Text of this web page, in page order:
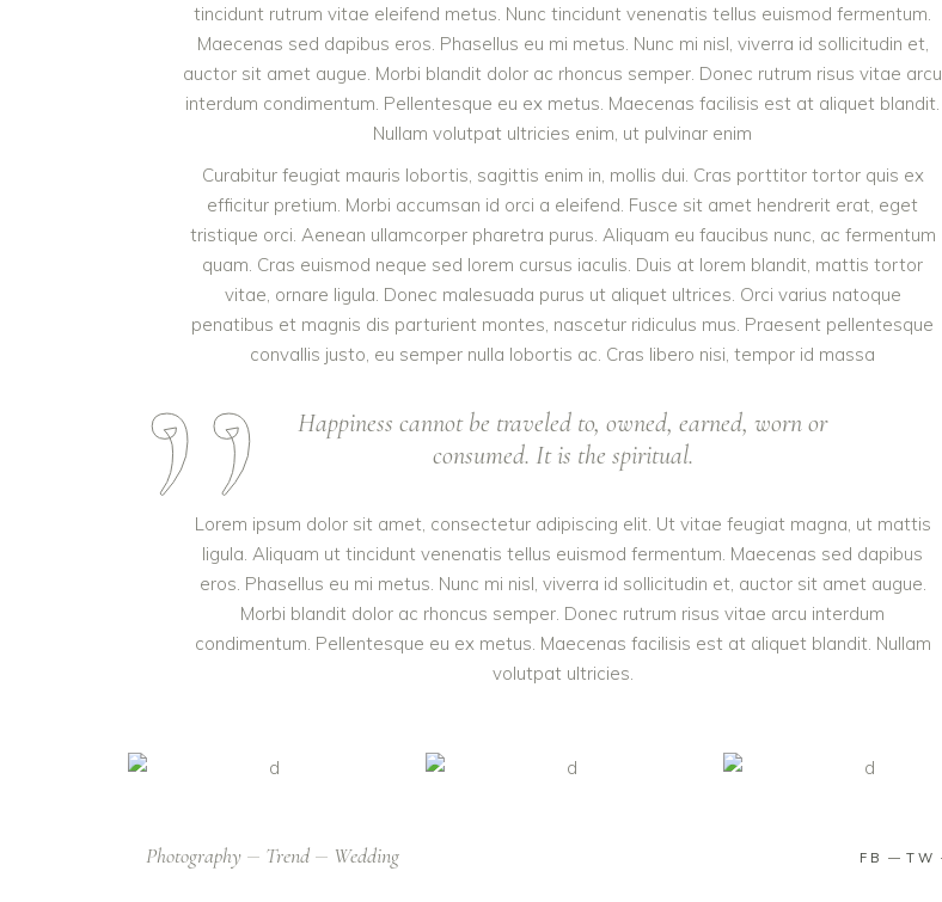
tincidunt rutrum vitae eleifend metus. Nunc tincidunt venenatis tellus euismod fermentum.
Maecenas sed dapibus eros. Phasellus eu mi metus. Nunc mi nisl, viverra id sollicitudin et,
auctor sit amet augue. Morbi blandit dolor ac rhoncus semper. Donec rutrum risus vitae arcu
interdum condimentum. Pellentesque eu ex metus. Maecenas facilisis est at aliquet blandit.
Nullam volutpat ultricies enim, ut pulvinar enim
Curabitur feugiat mauris lobortis, sagittis enim in, mollis dui. Cras porttitor tortor quis ex
efficitur pretium. Morbi accumsan id orci a eleifend. Fusce sit amet hendrerit erat, eget
tristique orci. Aenean ullamcorper pharetra purus. Aliquam eu faucibus nunc, ac fermentum
quam. Cras euismod neque sed lorem cursus iaculis. Duis at lorem blandit, mattis tortor
vitae, ornare ligula. Donec malesuada purus ut aliquet ultrices. Orci varius natoque
penatibus et magnis dis parturient montes, nascetur ridiculus mus. Praesent pellentesque
convallis justo, eu semper nulla lobortis ac. Cras libero nisi, tempor id massa
Happiness cannot be traveled to, owned, earned, worn or
consumed. It is the spiritual.
Lorem ipsum dolor sit amet, consectetur adipiscing elit. Ut vitae feugiat magna, ut mattis
ligula. Aliquam ut tincidunt venenatis tellus euismod fermentum. Maecenas sed dapibus
eros. Phasellus eu mi metus. Nunc mi nisl, viverra id sollicitudin et, auctor sit amet augue.
Morbi blandit dolor ac rhoncus semper. Donec rutrum risus vitae arcu interdum
condimentum. Pellentesque eu ex metus. Maecenas facilisis est at aliquet blandit. Nullam
volutpat ultricies.
Photography Trend Wedding FB TW